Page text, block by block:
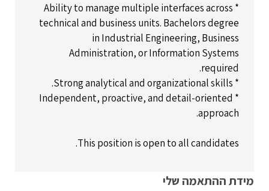
* Ability to manage multiple interfaces across
technical and business units. Bachelors degree
in Industrial Engineering, Business
Administration, or Information Systems
required.
* Strong analytical and organizational skills.
* Independent, proactive, and detail-oriented
approach.
This position is open to all candidates.
מידת ההתאמה שלי